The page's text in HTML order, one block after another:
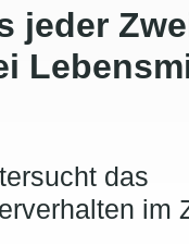
jeder
das
im